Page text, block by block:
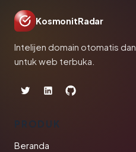
KosmonitRadar
Intelijen domain otomatis
untuk web terbuka.
PRODUK
Beranda